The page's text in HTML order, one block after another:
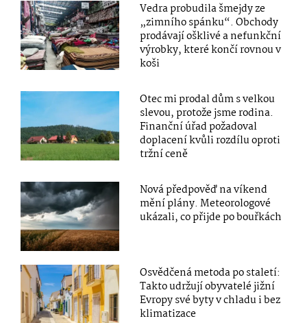
Vedra probudila šmejdy ze
„zimního spánku“. Obchody
prodávají ošklivé a nefunkční
výrobky, které končí rovnou v
koši
Otec mi prodal dům s velkou
slevou, protože jsme rodina.
Finanční úřad požadoval
doplacení kvůli rozdílu oproti
tržní ceně
Nová předpověď na víkend
mění plány. Meteorologové
ukázali, co přijde po bouřkách
Osvědčená metoda po staletí:
Takto udržují obyvatelé jižní
Evropy své byty v chladu i bez
klimatizace